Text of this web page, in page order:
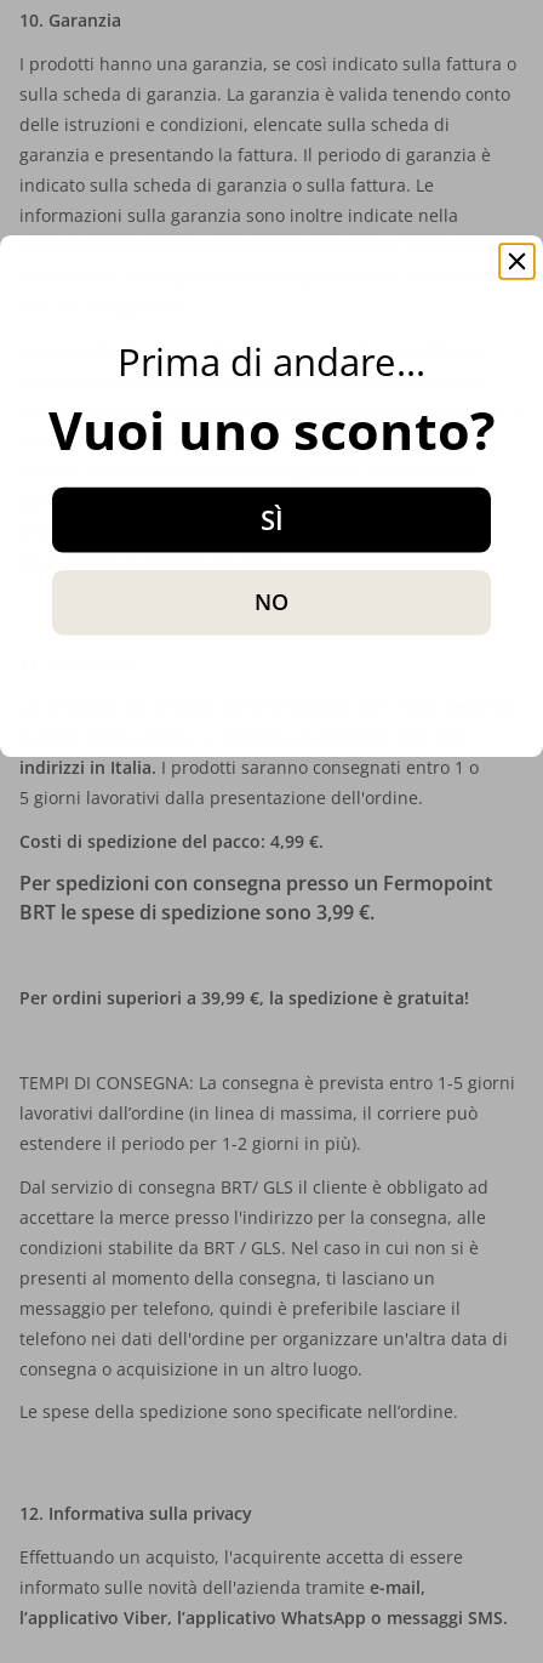
10. Garanzia
I prodotti hanno una garanzia, se così indicato sulla fattura o
sulla scheda di garanzia. La garanzia è valida tenendo conto
delle istruzioni e condizioni, elencate sulla scheda di
garanzia e presentando la fattura. Il periodo di garanzia è
indicato sulla scheda di garanzia o sulla fattura. Le
informazioni sulla garanzia sono inoltre indicate nella
descrizione del prodotto nel negozio online. Se non ci sono
L’utente (cliente) può richiedere la garanzia al venditore o
direttamente al produttore del prodotto o al suo servizio
autorizzato. La garanzia può essere richiesta dal cliente con il
certificato di garanzia e una fattura. Il produttore o il suo
garanzia entro 45 giorni dalla data di ricevimento del
prodotto, altrimenti viene sostituito con un altro prodotto
indirizzi in Italia. I prodotti saranno consegnati entro 1 o
5 giorni lavorativi dalla presentazione dell'ordine.
Costi di spedizione del pacco: 4,99 €.
Per spedizioni con consegna presso un Fermopoint
BRT le spese di spedizione sono 3,99 €.
Per ordini superiori a 39,99 €, la spedizione è gratuita!
TEMPI DI CONSEGNA: La consegna è prevista entro 1-5 giorni
lavorativi dall’ordine (in linea di massima, il corriere può
estendere il periodo per 1-2 giorni in più).
Dal servizio di consegna BRT/ GLS il cliente è obbligato ad
accettare la merce presso l'indirizzo per la consegna, alle
condizioni stabilite da BRT / GLS. Nel caso in cui non si è
presenti al momento della consegna, ti lasciano un
messaggio per telefono, quindi è preferibile lasciare il
telefono nei dati dell'ordine per organizzare un'altra data di
consegna o acquisizione in un altro luogo.
Le spese della spedizione sono specificate nell’ordine.
12. Informativa sulla privacy
Effettuando un acquisto, l'acquirente accetta di essere
informato sulle novità dell'azienda tramite e-mail,
l’applicativo Viber, l’applicativo WhatsApp o messaggi SMS.
Prima di andare...
Vuoi uno sconto?
SÌ
NO